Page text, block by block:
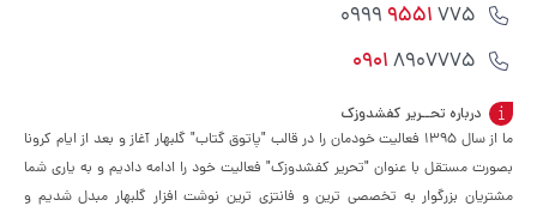
9551775 0999
09018907775
درباره تحــریر کفشدوزک
ما از سال ۱۳۹۵ فعالیت خودمان را در قالب "پاتوق گتاب" گلبهار آغاز و بعد از ایام کرونا
بصورت مستقل با عنوان "تحریر کفشدوزک" فعالیت خود را ادامه دادیم و به یاری شما
مشتریان بزرگوار به تخصصی ترین و فانتزی ترین نوشت افزار گلبهار مبدل شدیم و